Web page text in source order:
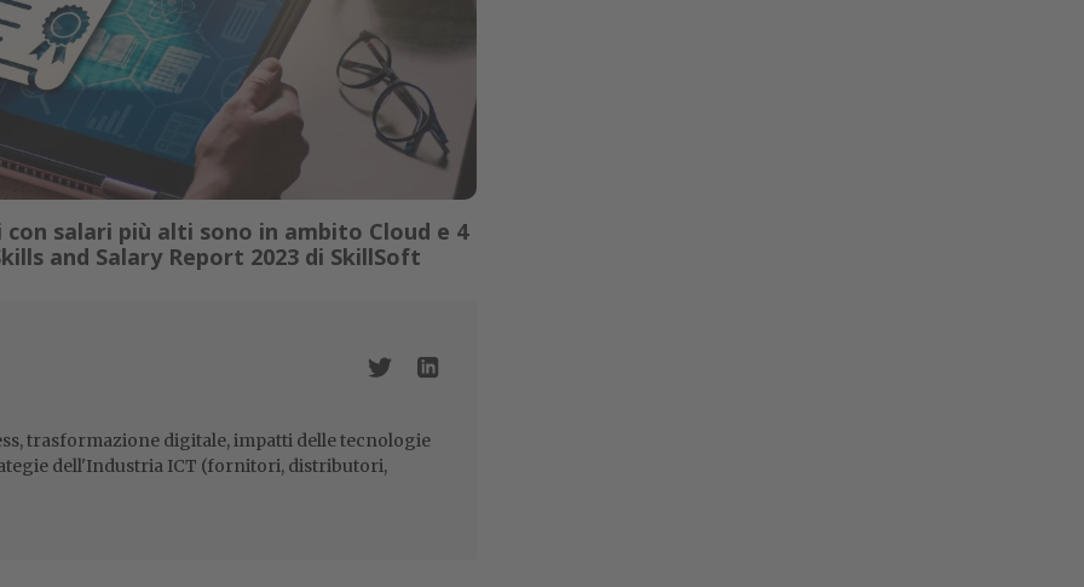
con salari più alti sono in ambito Cloud e 4
and Salary Report 2023 di SkillSoft
trasformazione digitale, impatti delle tecnologie
dell'Industria ICT (fornitori, distributori,